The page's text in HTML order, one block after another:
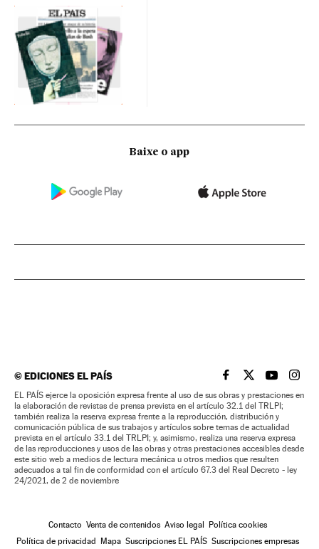
Baixe o app
©EDICIONES EL PAÍS EL PAÍS BRASIL EN
EL PAÍSEL PAÍS
EL
EL PAÍS ejerce la oposición expresa frente al uso de sus obras y prestaciones en
la elaboración de revistas de prensa prevista en el artículo 32.1 del TRLPI;
también realiza la reserva expresa frente a la reproducción, distribución y
comunicación pública de sus trabajos y artículos sobre temas de actualidad
prevista en el artículo 33.1 del TRLPI; y, asimismo, realiza una reserva expresa
de las reproducciones y usos de las obras y otras prestaciones accesibles desde
este sitio web a medios de lectura mecánica u otros medios que resulten
adecuados a tal fin de conformidad con el artículo 67.3 del Real Decreto - ley
24/2021, de 2 de noviembre
Contacto Venta de contenidos Aviso legal Política cookies
Política de privacidad Mapa Suscripciones EL PAÍS Suscripciones empresas